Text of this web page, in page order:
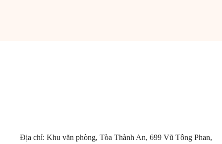
Địa chỉ: Khu văn phòng, Tòa Thành An, 699 Vũ Tông Phan,